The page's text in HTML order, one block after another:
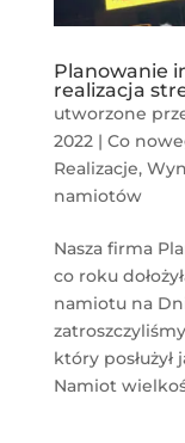
Planowanie
realizacja
utworzone
2022| Co
Realizacje,
namiotów
Nasza firma
co roku
namiotu na
który
Namiot